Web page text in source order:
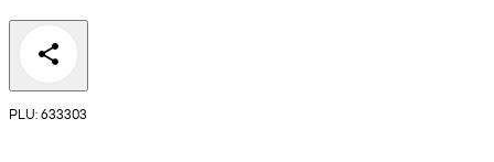
PLU: 633303